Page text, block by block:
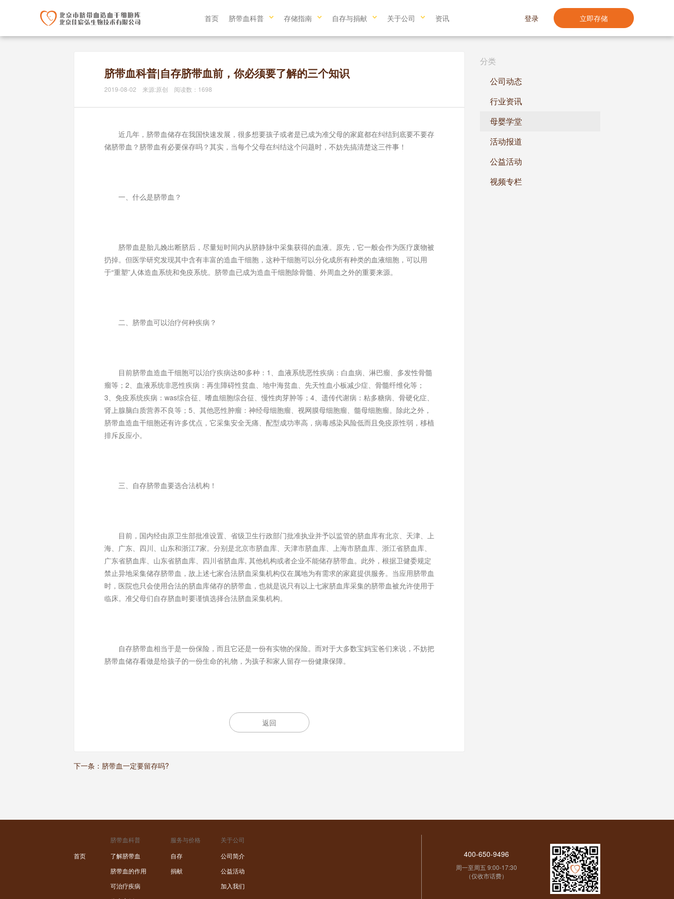
首页 脐带血科普 存储指南 自存与捐献 关于公司 资讯 立即存储
登录
脐带血科普|自存脐带血前，你必须要了解的三个知识
2019-08-02 来源:原创 阅读数：1698
近几年，脐带血储存在我国快速发展，很多想要孩子或者是已成为准父母的家庭都在纠结到底要不要存
储脐带血？脐带血有必要保存吗？其实，当每个父母在纠结这个问题时，不妨先搞清楚这三件事！
一、什么是脐带血？
脐带血是胎儿娩出断脐后，尽量短时间内从脐静脉中采集获得的血液。原先，它一般会作为医疗废物被
扔掉。但医学研究发现其中含有丰富的造血干细胞，这种干细胞可以分化成所有种类的血液细胞，可以用
于“重塑”人体造血系统和免疫系统。脐带血已成为造血干细胞除骨髓、外周血之外的重要来源。
二、脐带血可以治疗何种疾病？
目前脐带血造血干细胞可以治疗疾病达80多种：1、血液系统恶性疾病：白血病、淋巴瘤、多发性骨髓
瘤等；2、血液系统非恶性疾病：再生障碍性贫血、地中海贫血、先天性血小板减少症、骨髓纤维化等；
3、免疫系统疾病：was综合征、嗜血细胞综合征、慢性肉芽肿等；4、遗传代谢病：粘多糖病、骨硬化症、
肾上腺脑白质营养不良等；5、其他恶性肿瘤：神经母细胞瘤、视网膜母细胞瘤、髓母细胞瘤。除此之外，
脐带血造血干细胞还有许多优点，它采集安全无痛、配型成功率高，病毒感染风险低而且免疫原性弱，移植
排斥反应小。
三、自存脐带血要选合法机构！
目前，国内经由原卫生部批准设置、省级卫生行政部门批准执业并予以监管的脐血库有北京、天津、上
海、广东、四川、山东和浙江7家。分别是北京市脐血库、天津市脐血库、上海市脐血库、浙江省脐血库、
广东省脐血库、山东省脐血库、四川省脐血库, 其他机构或者企业不能储存脐带血。此外，根据卫健委规定
禁止异地采集储存脐带血，故上述七家合法脐血采集机构仅在属地为有需求的家庭提供服务。当应用脐带血
时，医院也只会使用合法的脐血库储存的脐带血，也就是说只有以上七家脐血库采集的脐带血被允许使用于
临床。准父母们自存脐血时要谨慎选择合法脐血采集机构。
自存脐带血相当于是一份保险，而且它还是一份有实物的保险。而对于大多数宝妈宝爸们来说，不妨把
脐带血储存看做是给孩子的一份生命的礼物，为孩子和家人留存一份健康保障。
返回
下一条： 脐带血一定要留存吗?
分类
公司动态
行业资讯
母婴学堂
活动报道
公益活动
视频专栏
首页
脐带血科普
了解脐带血
脐带血的作用
可治疗疾病
服务与价格
自存
捐献
关于公司
公司简介
公益活动
加入我们
400-650-9496
周一至周五 9:00-17:30
（仅收市话费）